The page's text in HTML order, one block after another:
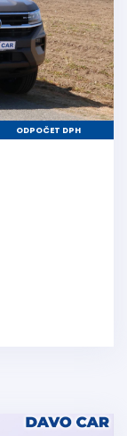
ODPOČET DPH